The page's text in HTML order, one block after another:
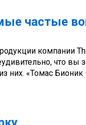
частые
компании
что вы
них. «Томас Бионик